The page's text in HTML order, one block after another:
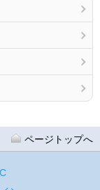
ページトップへ